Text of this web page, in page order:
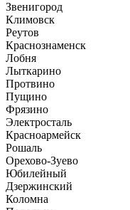
Звенигород
Климовск
Реутов
Краснознаменск
Лобня
Лыткарино
Протвино
Пущино
Фрязино
Электросталь
Красноармейск
Рошаль
Орехово-Зуево
Юбилейный
Дзержинский
Коломна